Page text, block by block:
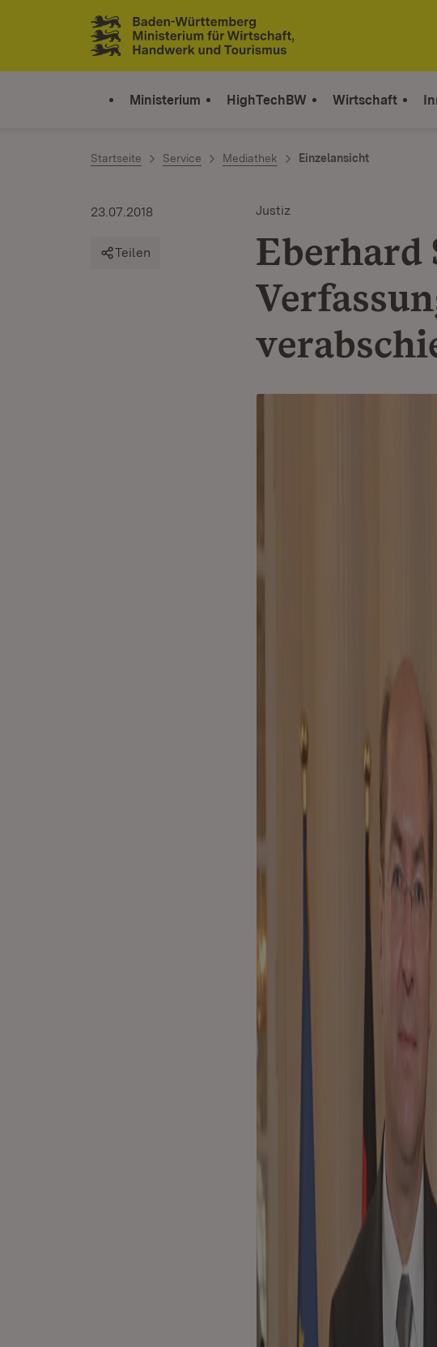
Zum Inhalt springen
Link zur Startseite
Ministerium HighTechBW Wirtschaft
Startseite Service Mediathek Einzelansicht
Justiz
Eberhard
23.07.2018
Teilen